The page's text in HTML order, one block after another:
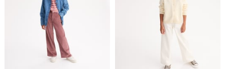
descuento